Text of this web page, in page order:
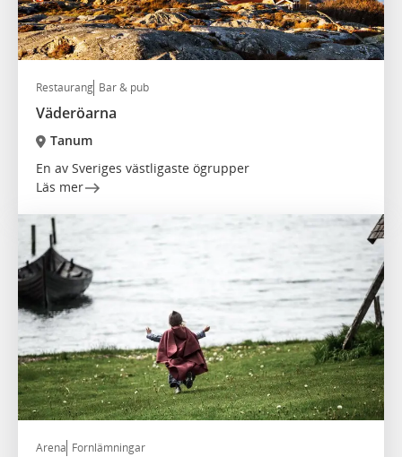
Restaurang Bar & pub
Väderöarna
Tanum
En av Sveriges västligaste ögrupper
Läs mer
Arena Fornlämningar